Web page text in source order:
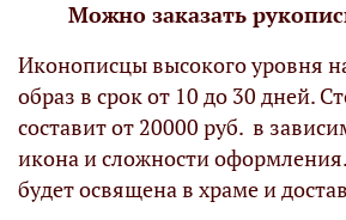
Можно заказать
Иконописцы высокого уровня
образ в срок от 10 до 30 дней.
составит от 20000 руб. в
икона и сложности
будет освящена в храме и